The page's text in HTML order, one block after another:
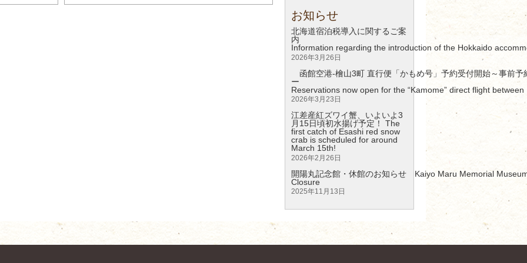
お知らせ
北海道宿泊税導入に関するご案
Information regarding the introduction of the Hokkaido
2026年3月26日
函館空港-檜山3町 直行便「かもめ号」予約受付開始～事前予
Reservations now open for the “Kamome” direct flight
2026年3月23日
江差産紅ズワイ蟹、いよいよ3
月15日頃初水揚げ予定！ The
first catch of Esashi red snow
crab is scheduled for around
March 15th!
2026年2月26日
開陽丸記念館・休館のお知らせ Kaiyo Maru Memorial
2025年11月13日